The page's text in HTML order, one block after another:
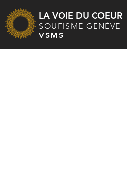
LA VOIE DU COEUR
SOUFISME GENÈVE
VSMS